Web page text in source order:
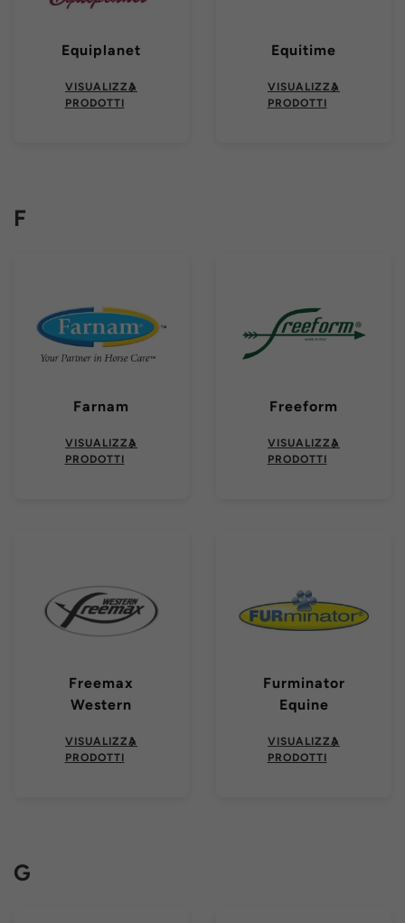
Equiplanet
VISUALIZZA
PRODOTTI
Equitime
VISUALIZZA
PRODOTTI
F
Farnam
VISUALIZZA
PRODOTTI
Freeform
VISUALIZZA
PRODOTTI
Freemax
Western
VISUALIZZA
PRODOTTI
Furminator
Equine
VISUALIZZA
PRODOTTI
G